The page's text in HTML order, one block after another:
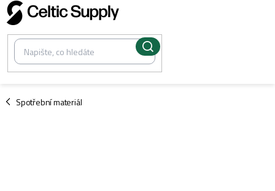
Přejít
na
obsah
Spotřební materiál
/